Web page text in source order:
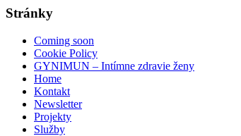
Stránky
Coming soon
Cookie Policy
GYNIMUN – Intímne zdravie ženy
Home
Kontakt
Newsletter
Projekty
Služby